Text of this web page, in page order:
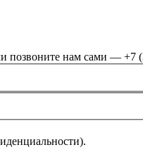
позвоните нам сами — +7